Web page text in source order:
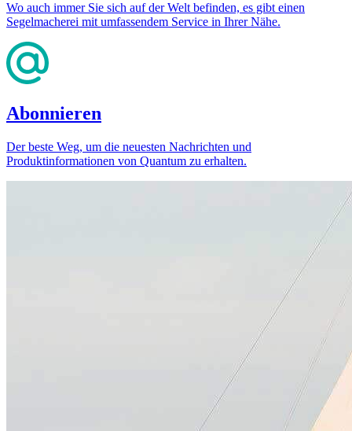
Wo auch immer Sie sich auf der Welt befinden, es gibt einen
Segelmacherei mit umfassendem Service in Ihrer Nähe.
Abonnieren
Der beste Weg, um die neuesten Nachrichten und
Produktinformationen von Quantum zu erhalten.